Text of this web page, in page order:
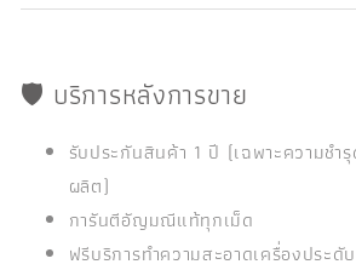
🛡️ บริการหลังการขาย
รับประกันสินค้า 1 ปี (เฉพาะความชำ
ผลิต)
การันตีอัญมณีแท้ทุกเม็ด
ฟรีบริการทำความสะอาดเครื่องประ